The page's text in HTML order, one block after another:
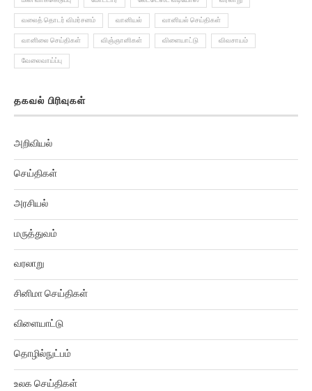
வலைத் தொடர் விமர்சனம் வானியல் வானியல் செய்திகள்
வானிலை செய்திகள் விஞ்ஞானிகள் விளையாட்டு விவசாயம்
வேலைவாய்ப்பு
செய்திகள்
அரசியல்
மருத்துவம்
வரலாறு
சினிமா செய்திகள்
விளையாட்டு
தொழில்நுட்பம்
உலக செய்திகள்